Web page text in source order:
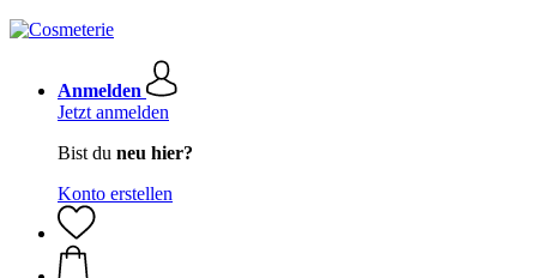
Anmelden
Jetzt anmelden
Bist du neu hier?
Konto erstellen